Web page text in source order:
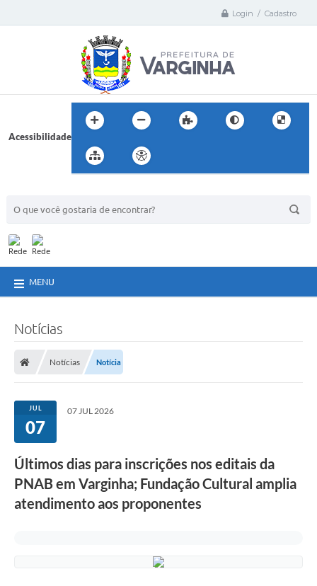
Login / Cadastro
Acessibilidade
MENU
Notícias
Notícias Notícia
JUL
07
07 JUL 2026
Últimos dias para inscrições nos editais da
PNAB em Varginha; Fundação Cultural amplia
atendimento aos proponentes